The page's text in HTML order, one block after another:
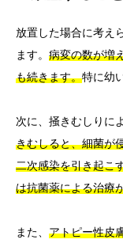
放置した場合に考え
ます。 病変の数が増
も続きます。特に幼
次に、掻きむしりに
きむしると、細菌が
二次感染を引き起こ
は抗菌薬による治療
また、 アトピー性皮